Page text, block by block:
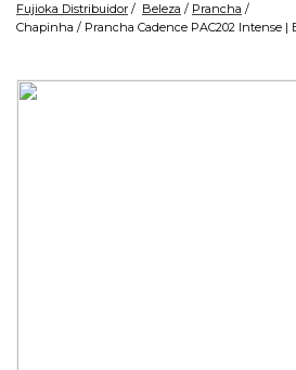
Fujioka Distribuidor Beleza
Prancha
Chapinha / Prancha Cadence PAC202 Intense |